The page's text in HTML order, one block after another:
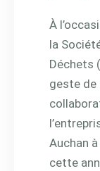
À
la
Déchets
geste de
Auchan
cette